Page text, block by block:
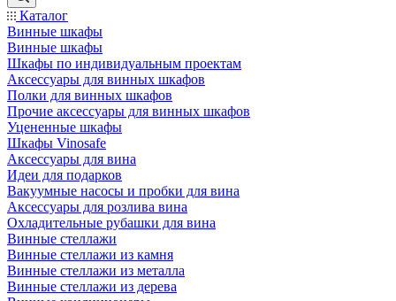
Каталог
Винные шкафы
Винные шкафы
Шкафы по индивидуальным проектам
Аксессуары для винных шкафов
Полки для винных шкафов
Прочие аксессуары для винных шкафов
Уцененные шкафы
Шкафы Vinosafe
Аксессуары для вина
Идеи для подарков
Вакуумные насосы и пробки для вина
Аксессуары для розлива вина
Охладительные рубашки для вина
Винные стеллажи
Винные стеллажи из камня
Винные стеллажи из металла
Винные стеллажи из дерева